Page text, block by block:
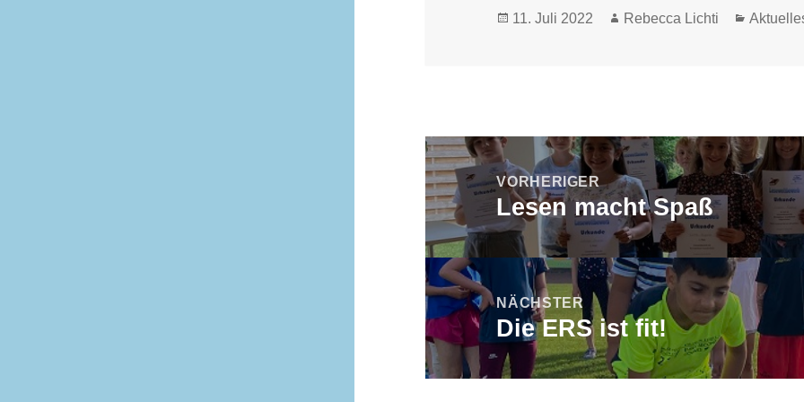
Veröffentlicht
11. Juli 2022 Autor
Rebecca Lichti
Beitragsnavigation
VORHERIGER
Vorheriger
Beitrag:
Lesen macht Spaß
NÄCHSTER
Nächster
Beitrag:
Die ERS ist fit!